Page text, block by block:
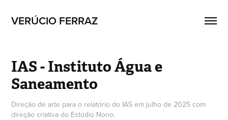
VERÚCIO FERRAZ
IAS - Instituto Água e
Saneamento
Direção de arte para o relatório do IAS em julho de 2025 com
direção criativa do Estúdio Nono.